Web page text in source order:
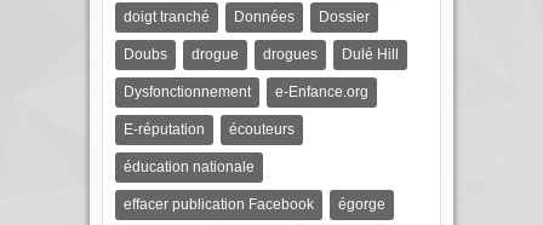
doigt tranché Données Dossier
Doubs drogue drogues Dulé Hill
Dysfonctionnement e-Enfance.org
E-réputation écouteurs
éducation nationale
effacer publication Facebook égorge